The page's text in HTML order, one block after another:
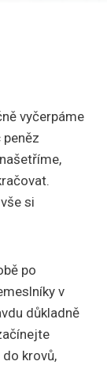
vyčerpáme
si
po
v
důkladně
krovů,